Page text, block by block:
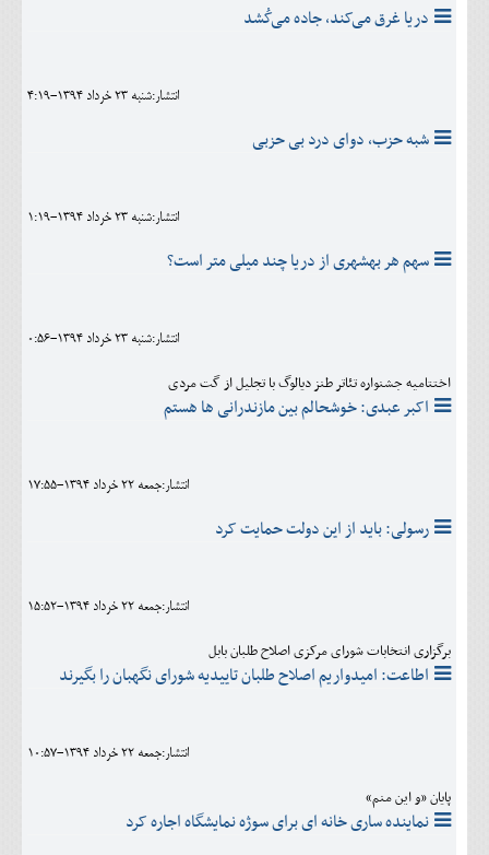
دریا غرق می‌کند، جاده می‌کُشد
انتشار:شنبه 23 خرداد 1394-4:19
شبه حزب، دوای درد بی حزبی
انتشار:شنبه 23 خرداد 1394-1:19
سهم هر بهشهری از دریا چند میلی متر است؟
انتشار:شنبه 23 خرداد 1394-0:56
اختتامیه جشنواره تئاتر طنز دیالوگ با تجلیل از گت مردی
اکبر عبدی: خوشحالم بین مازندرانی ها هستم
انتشار:جمعه 22 خرداد 1394-17:55
رسولی: باید از این دولت حمایت کرد
انتشار:جمعه 22 خرداد 1394-15:52
برگزاری انتخابات شورای مرکزی اصلاح طلبان بابل
اطاعت: امیدواریم اصلاح طلبان تاییدیه شورای نگهبان را بگیرند
انتشار:جمعه 22 خرداد 1394-10:57
پایان «و این منم»
نماینده ساری خانه ای برای سوژه نمایشگاه اجاره کرد